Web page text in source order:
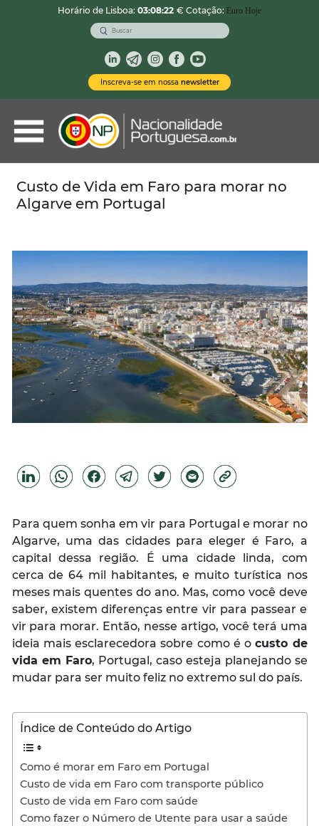
Horário de Lisboa: 03:08:23 € Cotação: Euro Hoje
Inscreva-se em nossa newsletter
Nacionalidade Portuguesa
Vistos de Residência
Imóveis em Portugal
Demais Serviços
Vistos Temporários
Custo de Vida em Faro para morar no
Algarve em Portugal
Para quem sonha em vir para Portugal e morar no
Algarve, uma das cidades para eleger é Faro, a
capital dessa região. É uma cidade linda, com
cerca de 64 mil habitantes, e muito turística nos
meses mais quentes do ano. Mas, como você deve
saber, existem diferenças entre vir para passear e
vir para morar. Então, nesse artigo, você terá uma
ideia mais esclarecedora sobre como é ocusto de
vida em Faro, Portugal, caso esteja planejando se
mudar para ser muito feliz no extremo sul do país.
Índice de Conteúdo do Artigo
Como é morar em Faro em Portugal
Custo de vida em Faro com transporte público
Custo de vida em Faro com saúde
Como fazer o Número de Utente para usar a saúde